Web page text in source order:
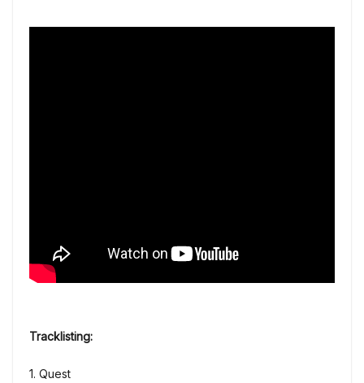
Tracklisting:
1. Quest